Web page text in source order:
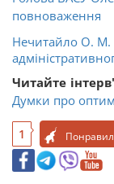
повноваження
Нечитайло О. М.
Читайте
Думки про
1